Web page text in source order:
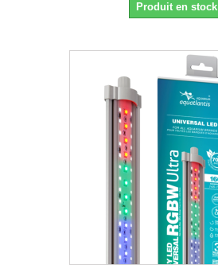
Produit en stock